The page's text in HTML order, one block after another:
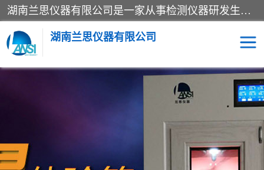
湖南兰思仪器有限公司是一家从事检测仪器研发生产销售和维修保养服务的综合型企业，产品符合国际标准可按需定制专业售前售后工程师，主要有门窗性能体验箱、门窗隔音展示箱、恒温恒湿试验箱、步入式恒温恒湿房、高低温试验箱、老化试验箱、老化试验房、恒温恒湿培养箱、水泥标准养护试验箱、电热鼓风干燥试验箱、真空干燥箱、工业烤箱、盐雾腐蚀试验箱等。
湖南兰思仪器有限公司
恒温恒湿试验箱
门窗体验箱